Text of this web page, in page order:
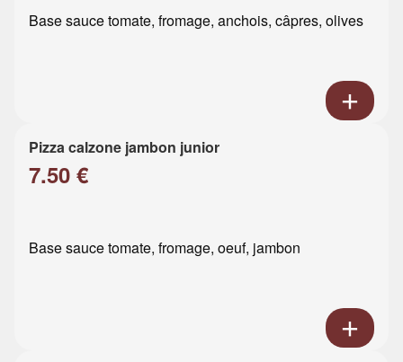
Base sauce tomate, fromage, anchois, câpres, olives
Pizza calzone jambon junior
7.50 €
Base sauce tomate, fromage, oeuf, jambon